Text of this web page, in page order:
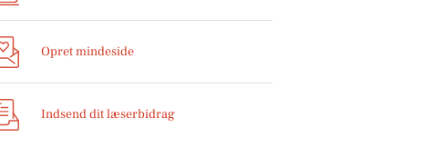
Opret mindeside
Indsend dit læserbidrag